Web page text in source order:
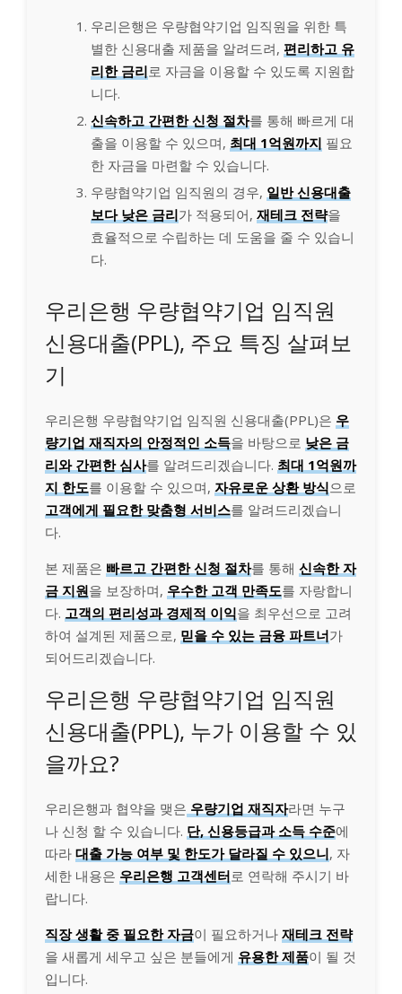
우리은행은 우량협약기업 임직원을 위한 특
별한 신용대출 제품을 알려드려, 편리하고 유
리한 금리로 자금을 이용할 수 있도록 지원합
니다.
신속하고 간편한 신청 절차를 통해 빠르게 대
출을 이용할 수 있으며, 최대 1억원까지 필요
한 자금을 마련할 수 있습니다.
우량협약기업 임직원의 경우, 일반 신용대출
보다 낮은 금리가 적용되어, 재테크 전략을
효율적으로 수립하는 데 도움을 줄 수 있습니
다.
우리은행 우량협약기업 임직원
신용대출(PPL), 주요 특징 살펴보
기
우리은행 우량협약기업 임직원 신용대출(PPL)은 우
량기업 재직자의 안정적인 소득을 바탕으로 낮은 금
리와 간편한 심사를 알려드리겠습니다. 최대 1억원까
지 한도를 이용할 수 있으며, 자유로운 상환 방식으로
고객에게 필요한 맞춤형 서비스를 알려드리겠습니
다.
본 제품은 빠르고 간편한 신청 절차를 통해 신속한 자
금 지원을 보장하며, 우수한 고객 만족도를 자랑합니
다. 고객의 편리성과 경제적 이익을 최우선으로 고려
하여 설계된 제품으로, 믿을 수 있는 금융 파트너가
되어드리겠습니다.
우리은행 우량협약기업 임직원
신용대출(PPL), 누가 이용할 수 있
을까요?
우리은행과 협약을 맺은 우량기업 재직자라면 누구
나 신청 할 수 있습니다. 단, 신용등급과 소득 수준에
따라 대출 가능 여부 및 한도가 달라질 수 있으니, 자
세한 내용은 우리은행 고객센터로 연락해 주시기 바
랍니다.
직장 생활 중 필요한 자금이 필요하거나 재테크 전략
을 새롭게 세우고 싶은 분들에게 유용한 제품이 될 것
입니다.